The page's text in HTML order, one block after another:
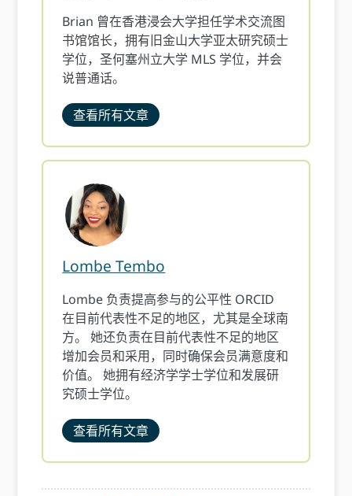
Brian 曾在香港浸会大学担任学术交流图
书馆馆长，拥有旧金山大学亚太研究硕士
学位，圣何塞州立大学 MLS 学位，并会
说普通话。
查看所有文章
Lombe Tembo
Lombe 负责提高参与的公平性 ORCID
在目前代表性不足的地区，尤其是全球南
方。 她还负责在目前代表性不足的地区
增加会员和采用，同时确保会员满意度和
价值。 她拥有经济学学士学位和发展研
究硕士学位。
查看所有文章